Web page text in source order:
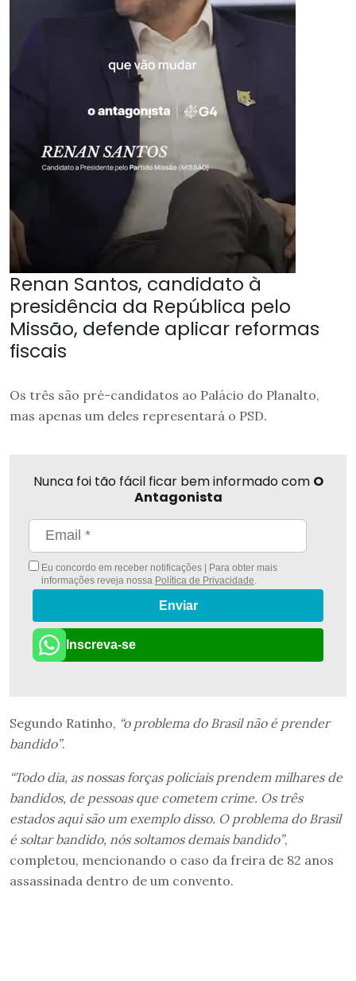
Renan Santos, candidato à
presidência da República pelo
Missão, defende aplicar reformas
fiscais
Os três são pré-candidatos ao Palácio do Planalto,
mas apenas um deles representará o PSD.
Nunca foi tão fácil ficar bem informado com O
Antagonista
Eu concordo em receber notificações | Para obter mais
informações reveja nossa Política de Privacidade
Enviar
Inscreva-se
Segundo Ratinho, “o problema do Brasil não é prender
bandido”.
“Todo dia, as nossas forças policiais prendem milhares de
bandidos, de pessoas que cometem crime. Os três
estados aqui são um exemplo disso. O problema do Brasil
é soltar bandido, nós soltamos demais bandido”,
completou, mencionando o caso da freira de 82 anos
assassinada dentro de um convento.